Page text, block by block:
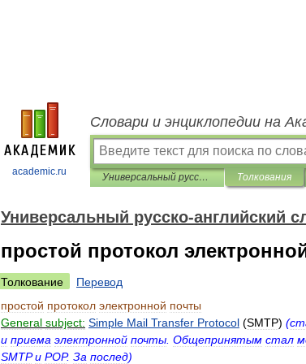
academic.ru
Словари и энциклопедии на
Универсальный русско-английский словарь Толкования
Универсальный русско-английский
простой протокол
Толкование
Перевод
простой протокол электронной почты
General subject: Simple Mail Transfer Protocol (SMTP) (
и приема электронной почты Общепринятым стал
SMTP и POP. За послед)